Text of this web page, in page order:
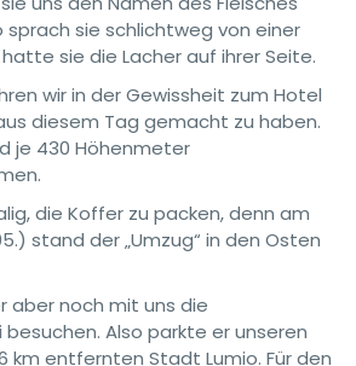
sprach sie schlichtweg von einer
hatte sie die Lacher auf ihrer Seite.
wir in der Gewissheit zum Hotel
diesem Tag gemacht zu haben.
je 430 Höhenmeter
die Koffer zu packen, denn am
stand der „Umzug“ in den Osten
aber noch mit uns die
Also parkte er unseren
km entfernten Stadt Lumio. Für den